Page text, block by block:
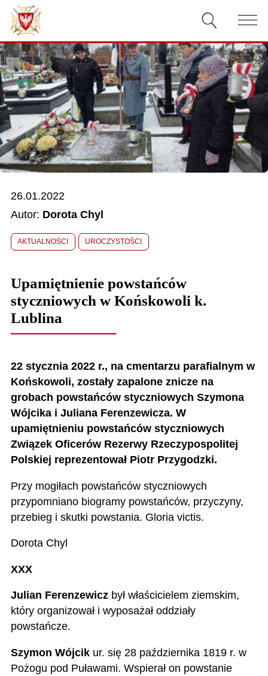
AKTUALNOŚCI
O ZWIĄZKU
DOKUMENTY
WŁADZE
RELACJE FILMOWE
KONKURSY
26.01.2022
Autor: Dorota Chyl
AKTUALNOŚCI UROCZYSTOŚCI
Upamiętnienie powstańców
styczniowych w Końskowoli k.
Lublina
22 stycznia 2022 r., na cmentarzu parafialnym w
Końskowoli, zostały zapalone znicze na
grobach powstańców styczniowych Szymona
Wójcika i Juliana Ferenzewicza. W
upamiętnieniu powstańców styczniowych
Związek Oficerów Rezerwy Rzeczypospolitej
Polskiej reprezentował Piotr Przygodzki.
Przy mogiłach powstańców styczniowych
przypomniano biogramy powstańców, przyczyny,
przebieg i skutki powstania. Gloria victis.
Dorota Chyl
XXX
Julian Ferenzewiczbył właścicielem ziemskim,
który organizował i wyposażał oddziały
powstańcze.
Szymon Wójcikur. się 28 października 1819 r. w
Pożogu pod Puławami. Wspierał on powstanie